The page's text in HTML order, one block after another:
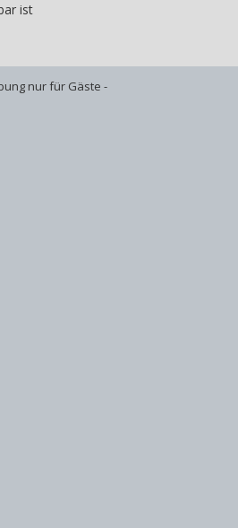
ist
nur für Gäste -